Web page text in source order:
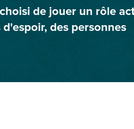
de jouer un rôle
des personnes